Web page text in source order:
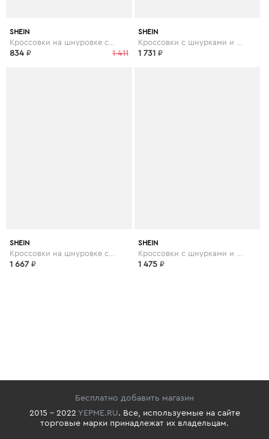
SHEIN
1 411
834 ₽
SHEIN
1 731 ₽
SHEIN
1 667 ₽
SHEIN
1 475 ₽
Бесплатно добавить магазин
2015 - 2022 YEPME.RU. Все, используемые на сайте
торговые марки принадлежат их владельцам.